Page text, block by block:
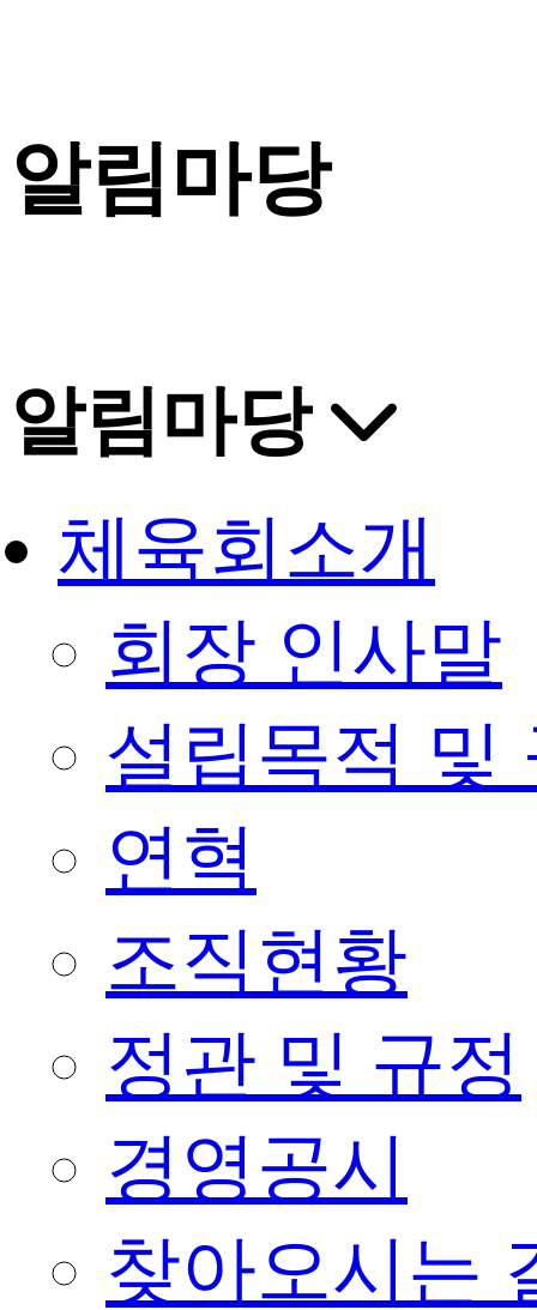
알림마당
알림마당
체육회소개
회장 인사말
설립목적 및
연혁
조직현황
정관 및 규정
경영공시
찾아오시는